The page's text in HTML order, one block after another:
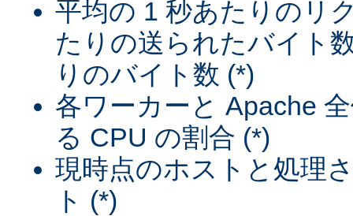
平均の 1 秒あたりのリ
たりの送られたバイト
りのバイト数 (*)
各ワーカーと Apache
る CPU の割合 (*)
現時点のホストと処理
ト (*)